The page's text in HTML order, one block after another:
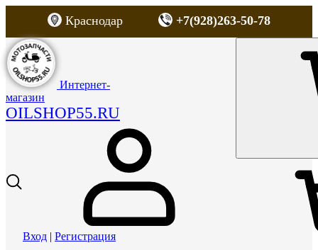
Краснодар +7(928)263-50-78
Интернет-
магазин
OILSHOP55.RU
Вход | Регистрация